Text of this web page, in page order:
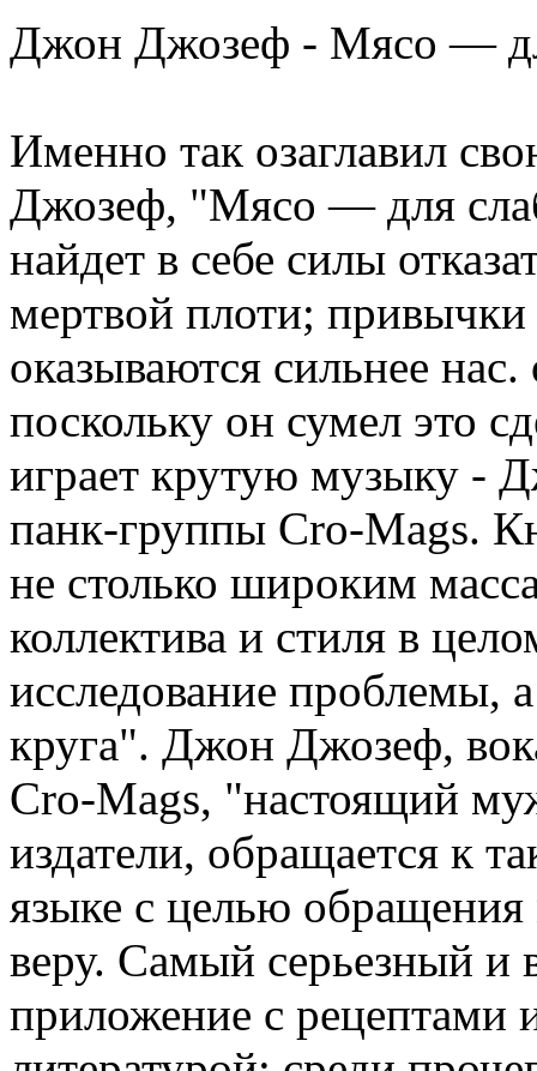
Джон Джозеф - Мясо —
Именно так озаглавил
Джозеф, "Мясо — для
найдет в себе силы
мертвой плоти;
оказываются сильнее
поскольку он сумел это
играет крутую музыку -
панк-группы Cro-Mags.
не столько широким
коллектива и стиля в
исследование проблемы, а
круга". Джон Джозеф,
Cro-Mags, "настоящий
издатели, обращается к
языке с целью
веру. Самый серьезный
приложение с рецептами